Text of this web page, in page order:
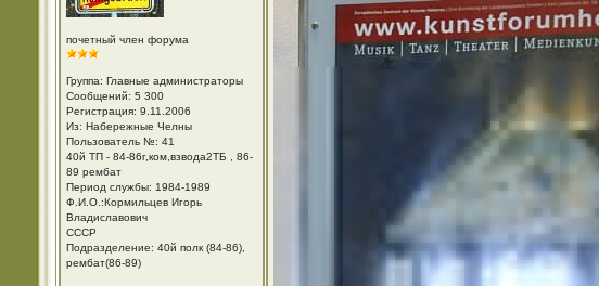
почетный член форума
Группа: Главные администраторы
Сообщений: 5 300
Регистрация: 9.11.2006
Из: Набережные Челны
Пользователь №: 41
40й ТП - 84-86г,ком,взвода2ТБ , 86-
89 рембат
Период службы: 1984-1989
Ф.И.О.:Кормильцев Игорь
Владиславович
СССР
Подразделение: 40й полк (84-86),
рембат(86-89)